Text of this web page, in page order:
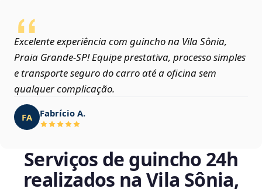
Excelente experiência com guincho na Vila Sônia,
Praia Grande‑SP! Equipe prestativa, processo simples
e transporte seguro do carro até a oficina sem
qualquer complicação.
FA Fabrício A.
Serviços de guincho 24h
realizados na Vila Sônia,